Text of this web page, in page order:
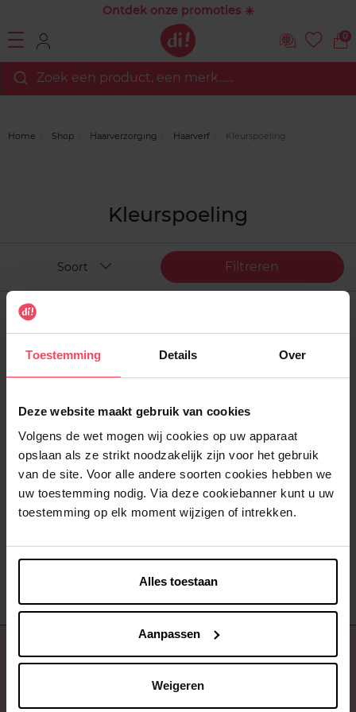
Toestemming Details Over
Deze website maakt gebruik van cookies
Volgens de wet mogen wij cookies op uw apparaat
opslaan als ze strikt noodzakelijk zijn voor het gebruik
van de site. Voor alle andere soorten cookies hebben we
uw toestemming nodig. Via deze cookiebanner kunt u uw
toestemming op elk moment wijzigen of intrekken.
Alles toestaan
Aanpassen
Weigeren
Ontdek onze promoties ☀️
0
Zoek een product, een merk…...
Home Shop Haarverzorging Haarverf Kleurspoeling
Kleurspoeling
Filtreren
Soort
GOODMARKHAIR
1 day Hair color Pastelblauw
Kleurspoeling
GOODMARKHAIR
1 day Hair color Lavendel
Kleurspoeling
Over ons